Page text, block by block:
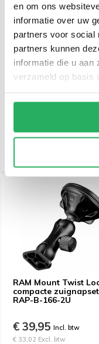
en om ons
informatie over uw
partners voor social
partners kunnen
informatie die u aan
verzameld op basis
RAM Mount EZ-ON/
€ 17,31 Excl. btw
RAM Mount Twist
compacte zuignapset
RAP-B-166-2U
€ 39,95 Incl. btw
€ 33,02 Excl. btw